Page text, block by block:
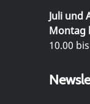
Juli und
Montag
10.00